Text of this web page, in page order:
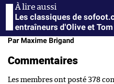
Les classiques de
entraîneurs d'Olive et Tom
Par Maxime Brigand
Commentaires
Les membres ont posté 378